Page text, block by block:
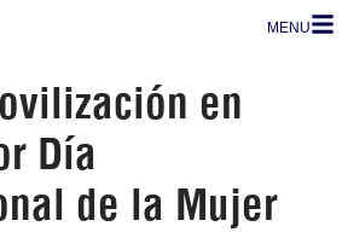
MENU
en
Día
de la Mujer